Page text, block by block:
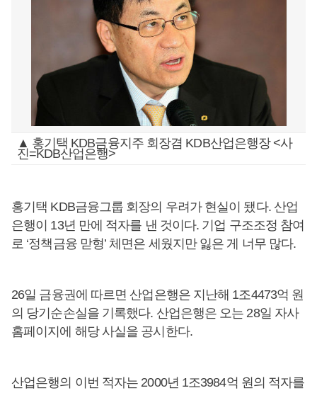
▲ 홍기택 KDB금융지주 회장겸 KDB산업은행장 <사
진=KDB산업은행>
홍기택 KDB금융그룹 회장의 우려가 현실이 됐다. 산업
은행이 13년 만에 적자를 낸 것이다. 기업 구조조정 참여
로 ‘정책금융 맏형’ 체면은 세웠지만 잃은 게 너무 많다.
26일 금융권에 따르면 산업은행은 지난해 1조4473억 원
의 당기순손실을 기록했다. 산업은행은 오는 28일 자사
홈페이지에 해당 사실을 공시한다.
산업은행의 이번 적자는 2000년 1조3984억 원의 적자를